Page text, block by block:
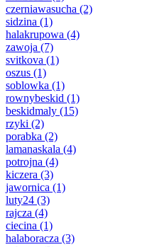
czerniawasucha (2)
sidzina (1)
halakrupowa (4)
zawoja (7)
svitkova (1)
oszus (1)
soblowka (1)
rownybeskid (1)
beskidmaly (15)
rzyki (2)
porabka (2)
lamanaskala (4)
potrojna (4)
kiczera (3)
jawornica (1)
luty24 (3)
rajcza (4)
ciecina (1)
halaboracza (3)